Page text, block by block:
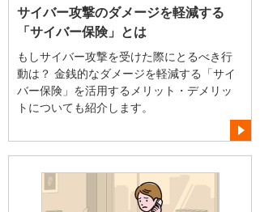
サイバー攻撃のダメージを軽減する
「サイバー保険」とは
もしサイバー攻撃を受けた際にとるべき行
動は？ 金銭的なダメージを軽減する「サイ
バー保険」を活用するメリット・デメリッ
トについても紹介します。